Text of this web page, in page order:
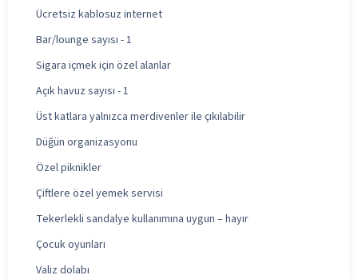
Ücretsiz kablosuz internet
Bar/lounge sayısı - 1
Sigara içmek için özel alanlar
Açık havuz sayısı - 1
Üst katlara yalnızca merdivenler ile çıkılabilir
Düğün organizasyonu
Özel piknikler
Çiftlere özel yemek servisi
Tekerlekli sandalye kullanımına uygun – hayır
Çocuk oyunları
Valiz dolabı